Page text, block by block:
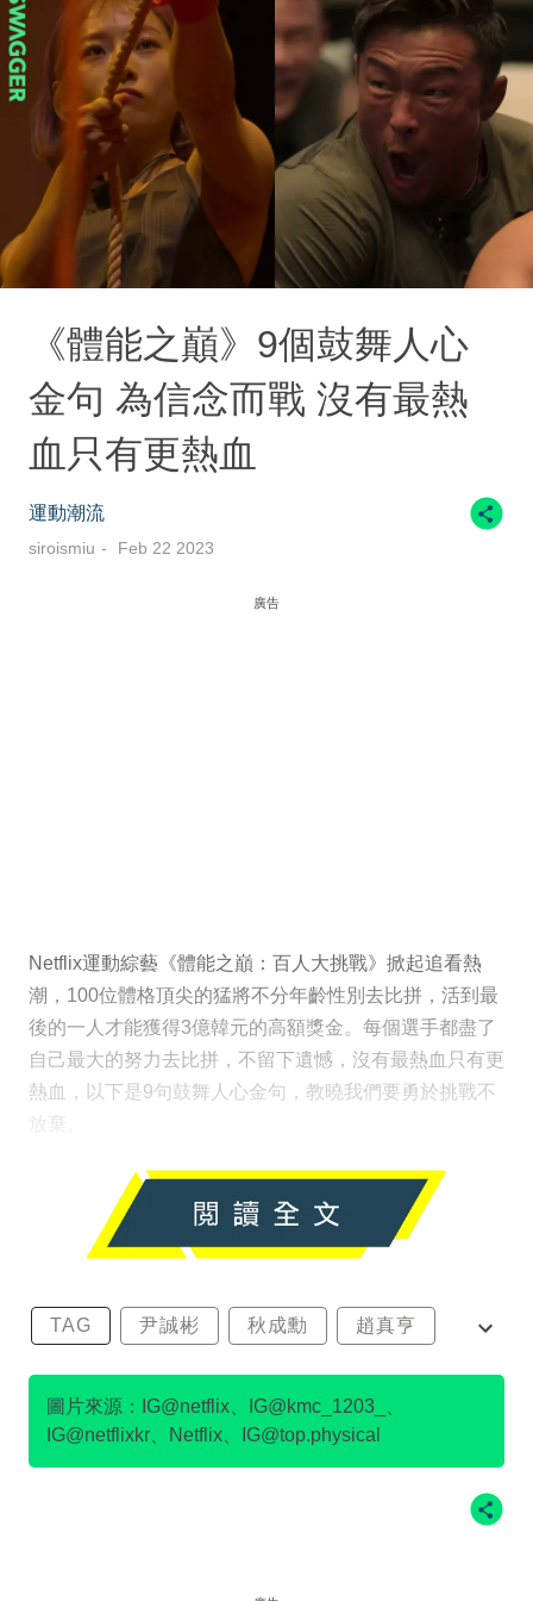
《體能之巔》9個鼓舞人心
金句 為信念而戰 沒有最熱
血只有更熱血
運動潮流
siroismiu Feb 22 2023
廣告
Netflix運動綜藝《體能之巔：百人大挑戰》掀起追看熱
潮，100位體格頂尖的猛將不分年齡性別去比拼，活到最
後的一人才能獲得3億韓元的高額獎金。每個選手都盡了
自己最大的努力去比拼，不留下遺憾，沒有最熱血只有更
熱血，以下是9句鼓舞人心金句，教曉我們要勇於挑戰不
放棄。
TAG 尹誠彬 秋成勳 趙真亨
金民澈
圖片來源：IG@netflix、IG@kmc_1203_、
IG@netflixkr、Netflix、IG@top.physical